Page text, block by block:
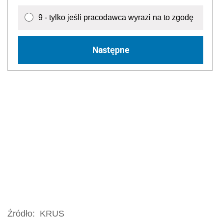
9 - tylko jeśli pracodawca wyrazi na to zgodę
Następne
Źródło: KRUS